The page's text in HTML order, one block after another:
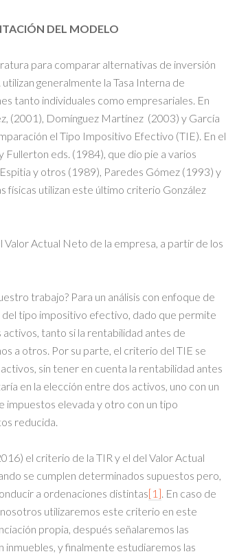
DEL MODELO
para comparar alternativas de inversión
generalmente la Tasa Interna de
tanto individuales como empresariales. En
(2001), Domínguez Martínez (2003) y García
el Tipo Impositivo Efectivo (TIE). En el
eds. (1984), que dio pie a varios
y otros (1989), Paredes Gómez (1993) y
físicas utilizan este último criterio González
Actual Neto de la empresa, a partir de los
trabajo? Para un análisis con enfoque de
del tipo impositivo efectivo, dado que permite
tanto si la rentabilidad antes de
a otros. Por su parte, el criterio del TIE se
sin tener en cuenta la rentabilidad antes
en la elección entre dos activos, uno con un
elevada y otro con un tipo
reducida.
el criterio de la TIR y el del Valor Actual
se cumplen determinados supuestos pero,
a ordenaciones distintas[1]. En caso de
utilizaremos este criterio en este
propia, después señalaremos las
inmuebles, y finalmente estudiaremos las